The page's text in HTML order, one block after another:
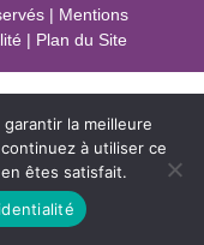
| Mentions
| Plan du Site
la meilleure
à utiliser ce
êtes satisfait.